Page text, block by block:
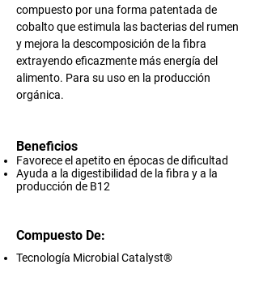
compuesto por una forma patentada de
cobalto que estimula las bacterias del rumen
y mejora la descomposición de la fibra
extrayendo eficazmente más energía del
alimento. Para su uso en la producción
orgánica.
Beneficios
Favorece el apetito en épocas de dificultad
Ayuda a la digestibilidad de la fibra y a la
producción de B12
Compuesto De:
Tecnología Microbial Catalyst®